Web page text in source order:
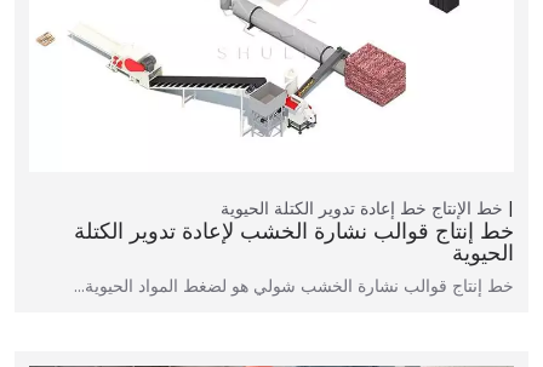
خط الإنتاج خط إعادة تدوير الكتلة الحيوية
خط إنتاج قوالب نشارة الخشب لإعادة تدوير الكتلة
الحيوية
خط إنتاج قوالب نشارة الخشب شولي هو لضغط المواد الحيوية…